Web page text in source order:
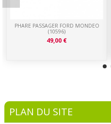
PHARE PASSAGER FORD MONDEO
(10596)
49,00 €
PLAN DU SITE